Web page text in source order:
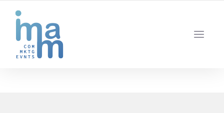
IBIZA · MADRID · BARCELONA